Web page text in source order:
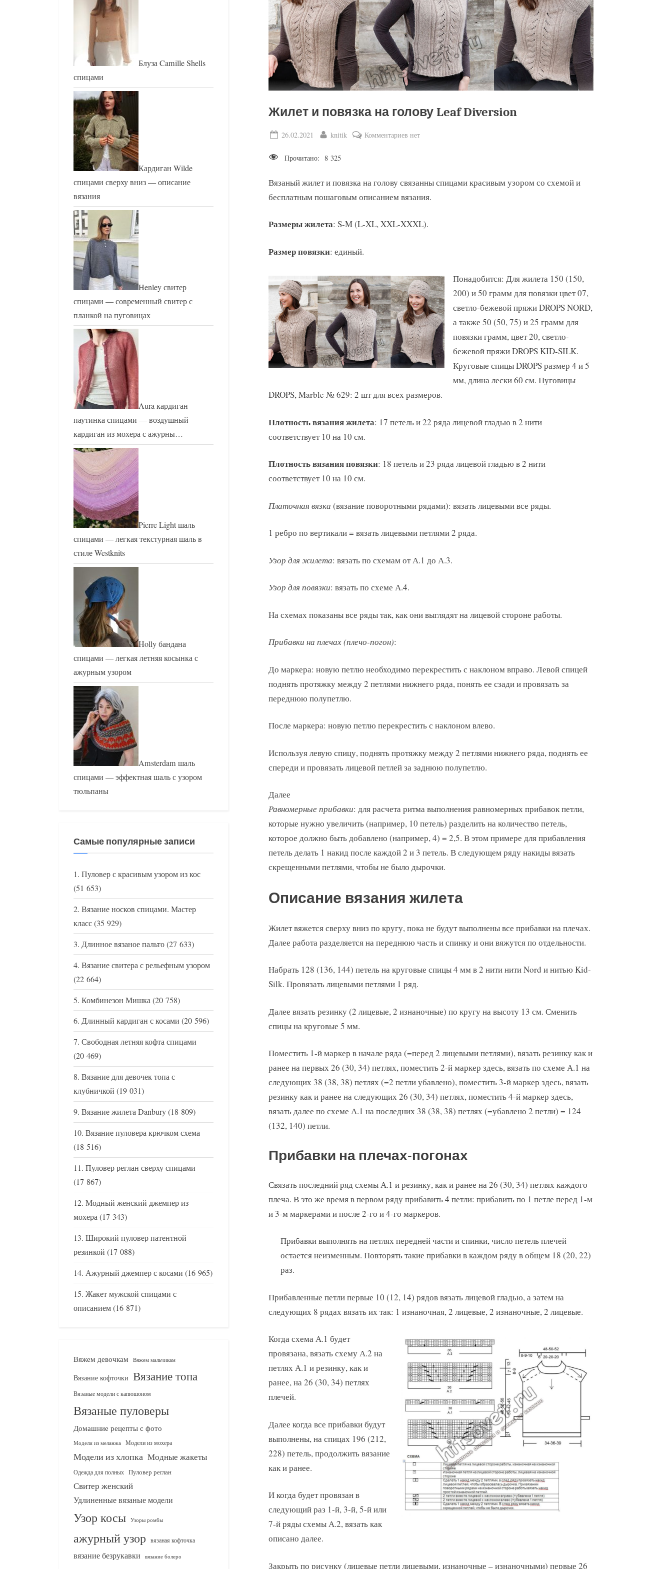
Жилет и повязка на голову Leaf Diversion
Posted
26.02.2021 By
knitik Комментариев к
повязка
на
Leaf
нет
Прочитано: 8 325
Вязаный жилет и повязка на голову связанны спицами красивым узором со схемой и
бесплатным пошаговым описанием вязания.
Размеры жилета: S-M (L-XL, XXL-XXXL).
Размер повязки: единый.
Понадобится: Для жилета 150 (150,
200) и 50 грамм для повязки цвет 07,
светло-бежевой пряжи DROPS NORD,
а также 50 (50, 75) и 25 грамм для
повязки грамм, цвет 20, светло-
бежевой пряжи DROPS KID-SILK.
Круговые спицы DROPS размер 4 и 5
мм, длина лески 60 см. Пуговицы
DROPS, Marble № 629: 2 шт для всех размеров.
Плотность вязания жилета: 17 петель и 22 ряда лицевой гладью в 2 нити
соответствует 10 на 10 см.
Плотность вязания повязки: 18 петель и 23 ряда лицевой гладью в 2 нити
соответствует 10 на 10 см.
Платочная вязка (вязание поворотными рядами): вязать лицевыми все ряды.
1 ребро по вертикали = вязать лицевыми петлями 2 ряда.
Узор для жилета: вязать по схемам от А.1 до А.3.
Узор для повязки: вязать по схеме А.4.
На схемах показаны все ряды так, как они выглядят на лицевой стороне работы.
Прибавки на плечах (плечо-погон):
До маркера: новую петлю необходимо перекрестить с наклоном вправо. Левой спицей
поднять протяжку между 2 петлями нижнего ряда, понять ее сзади и провязать за
переднюю полупетлю.
После маркера: новую петлю перекрестить с наклоном влево.
Используя левую спицу, поднять протяжку между 2 петлями нижнего ряда, поднять ее
спереди и провязать лицевой петлей за заднюю полупетлю.
Далее
Равномерные прибавки: для расчета ритма выполнения равномерных прибавок петли,
которые нужно увеличить (например, 10 петель) разделить на количество петель,
которое должно быть добавлено (например, 4) = 2,5. В этом примере для прибавления
петель делать 1 накид после каждой 2 и 3 петель. В следующем ряду накиды вязать
скрещенными петлями, чтобы не было дырочки.
Описание вязания жилета
Жилет вяжется сверху вниз по кругу, пока не будут выполнены все прибавки на плечах.
Далее работа разделяется на переднюю часть и спинку и они вяжутся по отдельности.
Набрать 128 (136, 144) петель на круговые спицы 4 мм в 2 нити нити Nord и нитью Kid-
Silk. Провязать лицевыми петлями 1 ряд.
Далее вязать резинку (2 лицевые, 2 изнаночные) по кругу на высоту 13 см. Сменить
спицы на круговые 5 мм.
Поместить 1-й маркер в начале ряда (=перед 2 лицевыми петлями), вязать резинку как и
ранее на первых 26 (30, 34) петлях, поместить 2-й маркер здесь, вязать по схеме А.1 на
следующих 38 (38, 38) петлях (=2 петли убавлено), поместить 3-й маркер здесь, вязать
резинку как и ранее на следующих 26 (30, 34) петлях, поместить 4-й маркер здесь,
вязать далее по схеме А.1 на последних 38 (38, 38) петлях (=убавлено 2 петли) = 124
(132, 140) петли.
Прибавки на плечах-погонах
Связать последний ряд схемы А.1 и резинку, как и ранее на 26 (30, 34) петлях каждого
плеча. В это же время в первом ряду прибавить 4 петли: прибавить по 1 петле перед 1-м
и 3-м маркерами и после 2-го и 4-го маркеров.
Прибавки выполнять на петлях передней части и спинки, число петель плечей
остается неизменным. Повторять такие прибавки в каждом ряду в общем 18 (20, 22)
раз.
Прибавленные петли первые 10 (12, 14) рядов вязать лицевой гладью, а затем на
следующих 8 рядах вязать их так: 1 изнаночная, 2 лицевые, 2 изнаночные, 2 лицевые.
Когда схема А.1 будет
провязана, вязать схему А.2 на
петлях А.1 и резинку, как и
ранее, на 26 (30, 34) петлях
плечей.
Далее когда все прибавки будут
выполнены, на спицах 196 (212,
228) петель, продолжить вязание
как и ранее.
И когда будет провязан в
следующий раз 1-й, 3-й, 5-й или
7-й ряды схемы А.2, вязать как
описано далее.
Закрыть по рисунку (лицевые петли лицевыми, изнаночные – изнаночными) первые 26
Блуза Camille Shells
спицами
Кардиган Wilde
спицами сверху вниз — описание
вязания
Henley свитер
спицами — современный свитер с
планкой на пуговицах
Aura кардиган
паутинка спицами — воздушный
кардиган из мохера с ажурны…
Pierre Light шаль
спицами — легкая текстурная шаль в
стиле Westknits
Holly бандана
спицами — легкая летняя косынка с
ажурным узором
Amsterdam шаль
спицами — эффектная шаль с узором
тюльпаны
Самые популярные записи
Пуловер с красивым узором из кос
(51 653)
Вязание носков спицами. Мастер
класс(35 929)
Длинное вязаное пальто(27 633)
Вязание свитера с рельефным узором
(22 664)
Комбинезон Мишка(20 758)
Длинный кардиган с косами (20 596)
Свободная летняя кофта спицами
(20 469)
Вязание для девочек топа с
клубничкой (19 031)
Вязание жилета Danbury(18 809)
Вязание пуловера крючком схема
(18 516)
Пуловер реглан сверху спицами
(17 867)
Модный женский джемпер из
мохера(17 343)
Широкий пуловер патентной
резинкой (17 088)
Ажурный джемпер с косами (16 965)
Жакет мужской спицами с
описанием(16 871)
Вяжем девочкам Вяжем мальчикам
Вязание кофточки Вязание топа
Вязаные модели с капюшоном
Вязаные пуловеры
Домашние рецепты с фото
Модели из меланжа Модели из мохера
Модели из хлопка Модные жакеты
Одежда для полных Пуловер реглан
Свитер женский
Удлиненные вязаные модели
Узор косы Узоры ромбы
ажурный узор вязаная кофточка
вязание безрукавки вязание болеро